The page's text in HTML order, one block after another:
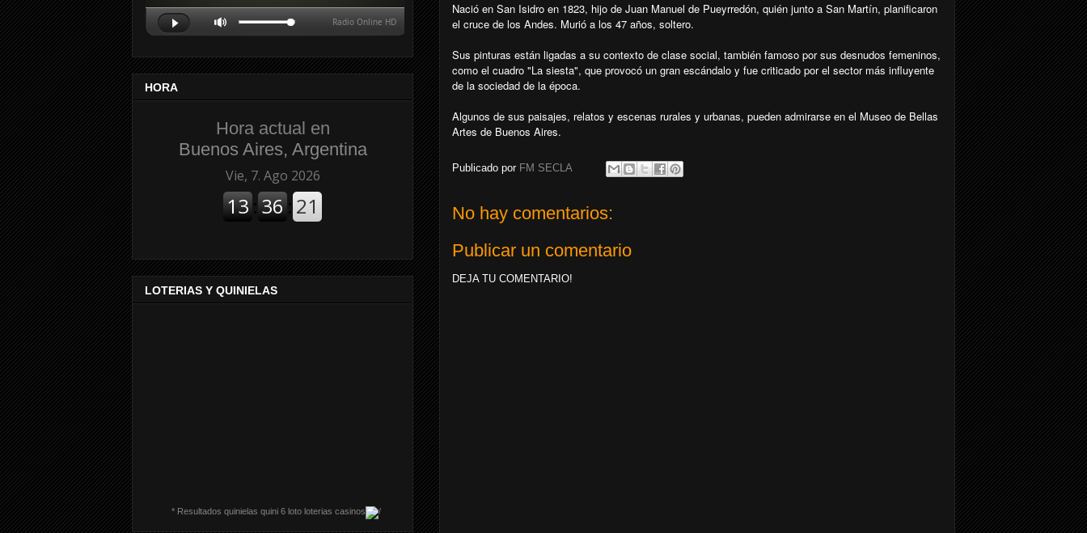
Nació en San Isidro en 1823, hijo de Juan Manuel de Pueyrredón, quién junto a San Martín, planificaron
el cruce de los Andes. Murió a los 47 años, soltero.
Sus pinturas están ligadas a su contexto de clase social, también famoso por sus desnudos femeninos,
como el cuadro "La siesta", que provocó un gran escándalo y fue criticado por el sector más influyente
de la sociedad de la época.
Algunos de sus paisajes, relatos y escenas rurales y urbanas, pueden admirarse en el Museo de Bellas
Artes de Buenos Aires.
Publicado por FM SECLA
No hay comentarios:
Publicar un comentario
DEJA TU COMENTARIO!
HORA
Hora actual en
Buenos Aires, Argentina
LOTERIAS Y QUINIELAS
* Resultados quinielas quini 6 loto loterias casinos